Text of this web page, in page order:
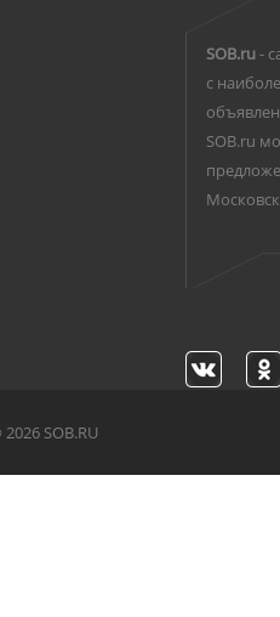
SOB.ru-
с
SOB.ru
2026 SOB.RU